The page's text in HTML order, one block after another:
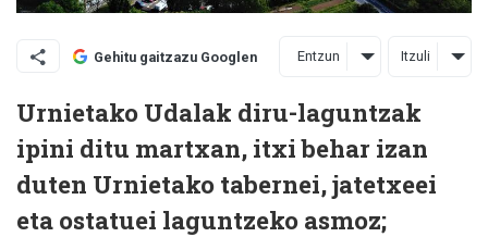
Gehitu gaitzazu Googlen Entzun Itzuli
Urnietako Udalak diru-laguntzak
ipini ditu martxan, itxi behar izan
duten Urnietako tabernei, jatetxeei
eta ostatuei laguntzeko asmoz;